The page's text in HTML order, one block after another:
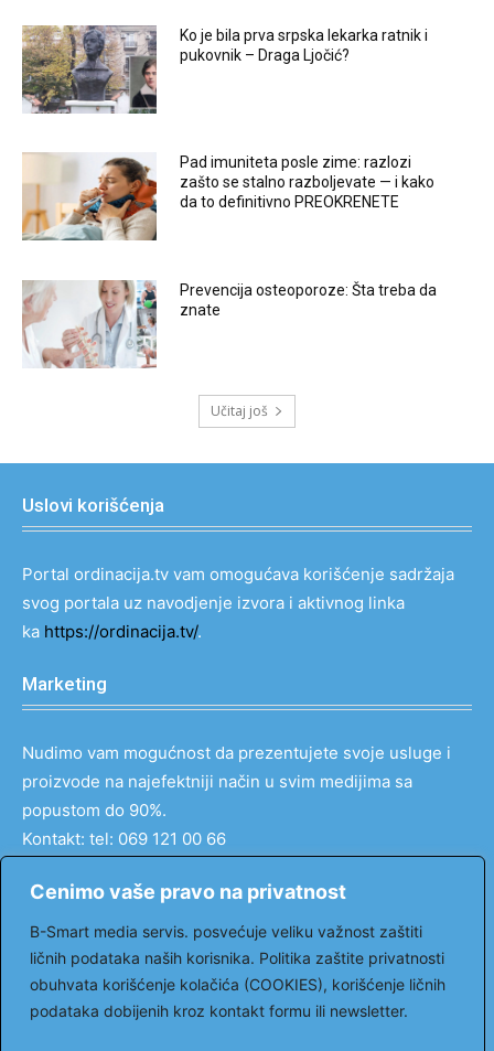
Cenimo vaše pravo na privatnost
B-Smart media servis. posvećuje veliku važnost zaštiti
ličnih podataka naših korisnika. Politika zaštite privatnosti
obuhvata korišćenje kolačića (COOKIES), korišćenje ličnih
podataka dobijenih kroz kontakt formu ili newsletter.
Ko je bila prva srpska lekarka ratnik i
pukovnik – Draga Ljočić?
Pad imuniteta posle zime: razlozi
zašto se stalno razboljevate — i kako
da to definitivno PREOKRENETE
Prevencija osteoporoze: Šta treba da
znate
Učitaj još
Uslovi korišćenja
Portal ordinacija.tv vam omogućava korišćenje sadržaja
svog portala uz navodjenje izvora i aktivnog linka
ka https://ordinacija.tv/.
Marketing
Nudimo vam mogućnost da prezentujete svoje usluge i
proizvode na najefektniji način u svim medijima sa
popustom do 90%.
Kontakt: tel: 069 121 00 66
Pratite nas
Facebook Youtube